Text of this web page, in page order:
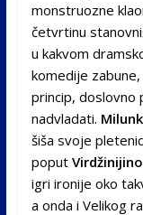
monstruozne
četvrtinu
u kakvom
komedije
princip, doslovno
nadvladati.
šiša svoje
poput
igri ironije oko
a onda i Velikog